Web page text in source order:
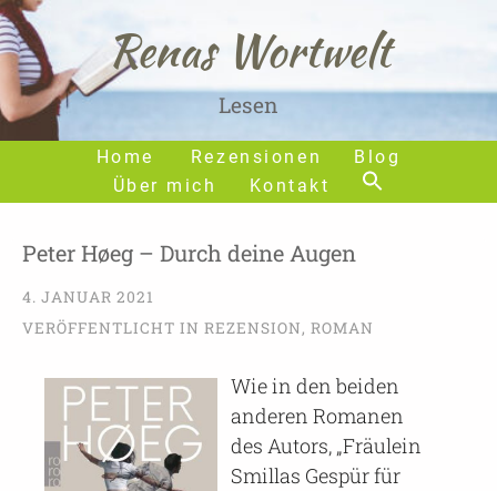
Home Rezensionen
Blog
Über mich
Kontakt
Renas Wortwelt
Lesen
Peter Høeg – Durch deine Augen
4. JANUAR 2021
VERÖFFENTLICHT IN REZENSION, ROMAN
Wie in den beiden
anderen Romanen
des Autors, „Fräulein
Smillas Gespür für